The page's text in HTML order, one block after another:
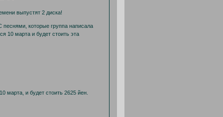
выпустят 2 диска!
которые группа написала
10 марта и будет стоить эта
марта, и будет стоить 2625 йен.